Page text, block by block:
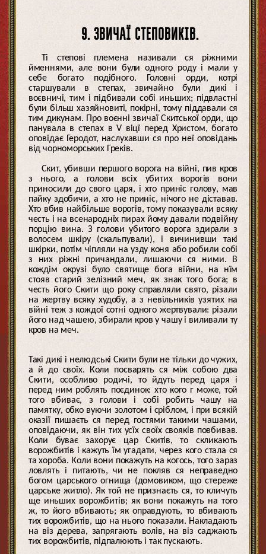
9. ЗВИЧАЇ СТЕПОВИКІВ.
Ті степові племена називали ся ріжними
йменнями, але вони були одного роду і мали у
себе богато подібного. Головні орди, котрі
старшували в степах, звичайно були дикі і
воєвничі, тим і підбивали собі иньших; підвластні
були більш хазяйновиті, покірні, тому піддавали ся
тим дикунам. Про воєнні звичаї Скитської орди, що
панувала в степах в V віцї перед Христом, богато
оповідає Геродот, наслухавши ся про неї оповідань
від чорноморських Греків.
Скит, убивши першого ворога на війні, пив кров
з нього, а голови всіх убитих ворогів вони
приносили до свого царя, і хто приніс голову, мав
пайку здобичи, а хто не приніс, нічого не діставав.
Хто вбив найбільше ворогів, тому показували всяку
честь і на всенароднїх пирах йому давали подвійну
порцію вина. З голови убитого ворога здирали з
волосем шкіру (скальпували), і вичинивши такі
шкірки, потім чіпляли на узду коня або робили собі
з них ріжні причандали, лишаючи ся ними. В
кождім окрузі було святище бога війни, на нїм
стояв старий зелізний меч, як знак того бога; в
честь його Скити що року справляли свято, різали
на жертву всяку худобу, а з невільників узятих на
війні теж з кождої сотні одного жертвували: різали
його над чашею, збирали кров у чашу і виливали ту
кров на меч.
Такі дикі і нелюдські Скити були не тільки до чужих,
а й до своїх. Коли посварять ся між собою два
Скити, особливо родичі, то йдуть перед царя і
перед ним роблять поєдинок: хто кого г може, той
того вбиває, з голови і собі робить чашу на
памятку, обко вуючи золотом і сріблом, і при всякій
оказії пишаєть ся перед гостями такими чашами,
оповідаючи, як він тих усїх своїх свояків повбивав.
Коли буває захорує цар Скитів, то скликають
ворожбитів і кажуть їм угадати, через кого стала ся
та хороба. Коли вони покажуть на когось, того зараз
ловлять і питають, чи не покляв ся неправедно
богом царського огнища (домовиком, що стереже
царське житло). Як той не признаєть ся, то кличуть
ще иньших ворожбитів; як вони покажуть на того
ж, то його вбивають; як оправдують, то вбивають
тих ворожбитів, що на нього показали. Накладають
на віз дерева, запрягають волів, на віз саджають
тих ворожбитів, підпалюють і так пускають.